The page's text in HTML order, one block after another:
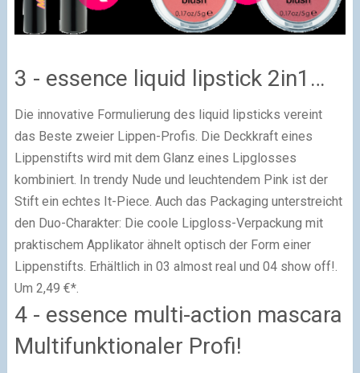
3 - essence liquid lipstick 2in1…
Die innovative Formulierung des liquid lipsticks vereint
das Beste zweier Lippen-Profis. Die Deckkraft eines
Lippenstifts wird mit dem Glanz eines Lipglosses
kombiniert. In trendy Nude und leuchtendem Pink ist der
Stift ein echtes It-Piece. Auch das Packaging unterstreicht
den Duo-Charakter: Die coole Lipgloss-Verpackung mit
praktischem Applikator ähnelt optisch der Form einer
Lippenstifts. Erhältlich in 03 almost real und 04 show off!.
Um 2,49 €*.
4 - essence multi-action mascara
Multifunktionaler Profi!